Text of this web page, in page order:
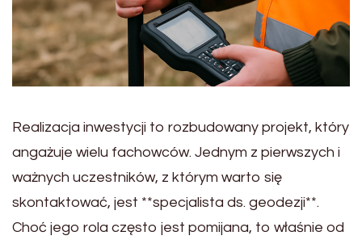
Realizacja inwestycji to rozbudowany projekt, który
angażuje wielu fachowców. Jednym z pierwszych i
ważnych uczestników, z którym warto się
skontaktować, jest **specjalista ds. geodezji**.
Choć jego rola często jest pomijana, to właśnie od